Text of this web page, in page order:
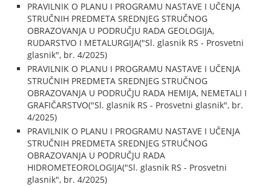
PRAVILNIK O PLANU I PROGRAMU NASTAVE I UČENJA
STRUČNIH PREDMETA SREDNJEG STRUČNOG
OBRAZOVANJA U PODRUČJU RADA GEOLOGIJA,
RUDARSTVO I METALURGIJA("Sl. glasnik RS - Prosvetni
glasnik", br. 4/2025)
PRAVILNIK O PLANU I PROGRAMU NASTAVE I UČENJA
STRUČNIH PREDMETA SREDNJEG STRUČNOG
OBRAZOVANJA U PODRUČJU RADA HEMIJA, NEMETALI I
GRAFIČARSTVO("Sl. glasnik RS - Prosvetni glasnik", br.
4/2025)
PRAVILNIK O PLANU I PROGRAMU NASTAVE I UČENJA
STRUČNIH PREDMETA SREDNJEG STRUČNOG
OBRAZOVANJA U PODRUČJU RADA
HIDROMETEOROLOGIJA("Sl. glasnik RS - Prosvetni
glasnik", br. 4/2025)